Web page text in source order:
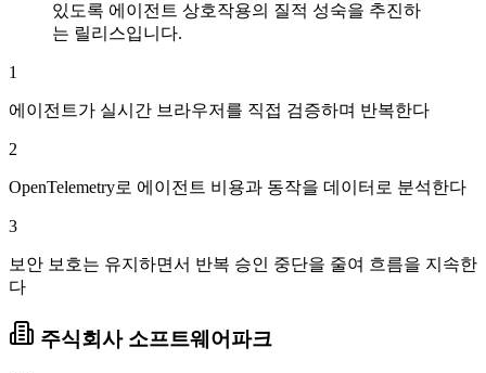
있도록 에이전트 상호작용의 질적 성숙을 추진하
는 릴리스입니다.
1
에이전트가 실시간 브라우저를 직접 검증하며 반복한다
2
OpenTelemetry로 에이전트 비용과 동작을 데이터로 분석한다
3
보안 보호는 유지하면서 반복 승인 중단을 줄여 흐름을 지속한
다
주식회사 소프트웨어파크